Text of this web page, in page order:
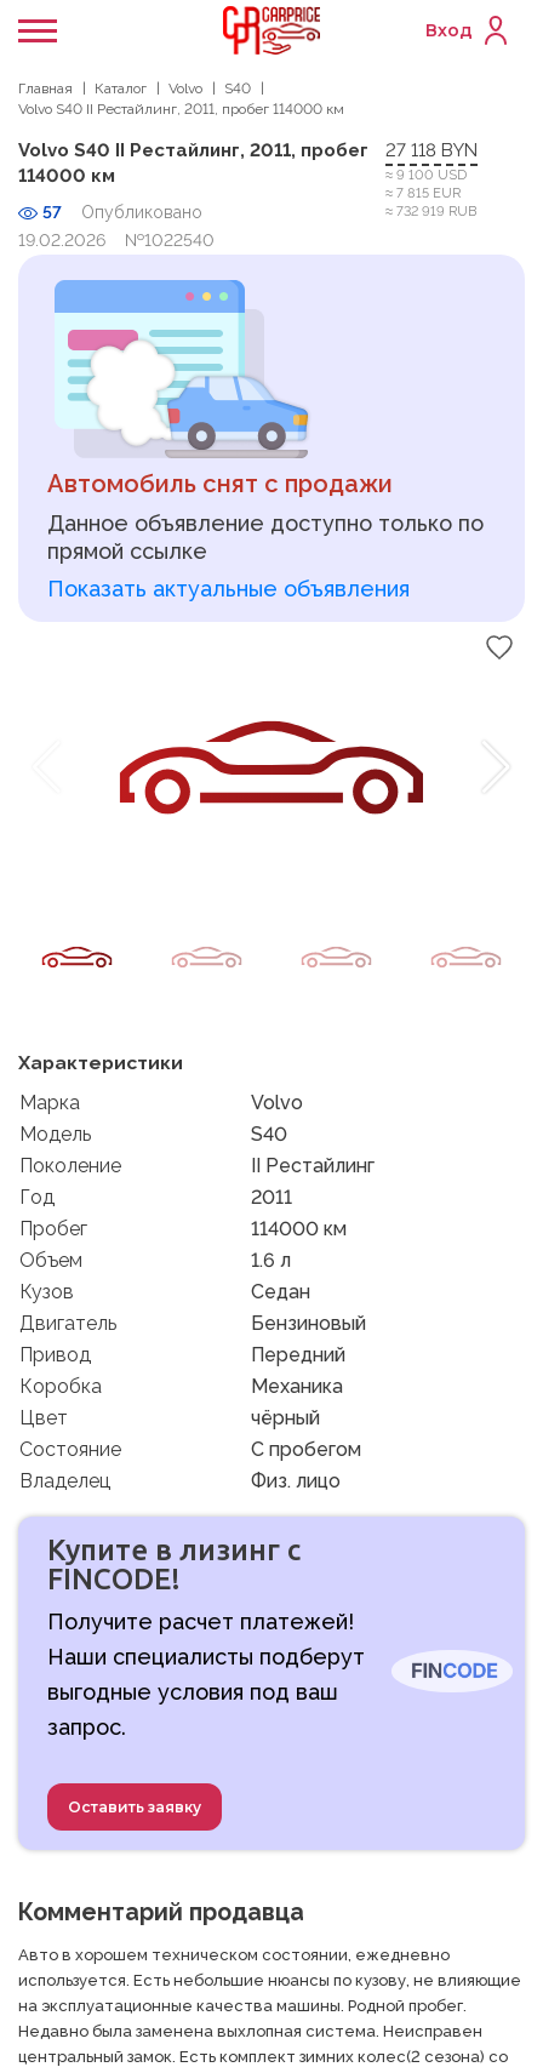
Вход
Главная Каталог Volvo
S40
Volvo S40 II Рестайлинг, 2011, пробег 114000 км
Volvo S40 II Рестайлинг, 2011, пробег
114000 км
57
Опубликовано
19.02.2026
№1022540
27 118 BYN
≈ 9 100 USD
≈ 7 815 EUR
≈ 732 919 RUB
Автомобиль снят с продажи
Данное объявление доступно только по
прямой ссылке
Показать актуальные объявления
Характеристики
Марка
Volvo
Модель
S40
Поколение
II Рестайлинг
Год
2011
Пробег
114000 км
Объем
1.6 л
Кузов
Седан
Двигатель
Бензиновый
Привод
Передний
Коробка
Механика
Цвет
чёрный
Состояние
C пробегом
Владелец
Физ. лицо
Купите в лизинг с
FINCODE!
Получите расчет платежей!
Наши специалисты подберут
выгодные условия под ваш
запрос.
Оставить заявку
Комментарий продавца
Авто в хорошем техническом состоянии, ежедневно
используется. Есть небольшие нюансы по кузову, не влияющие
на эксплуатационные качества машины. Родной пробег.
Недавно была заменена выхлопная система. Неисправен
центральный замок. Есть комплект зимних колес(2 сезона) со